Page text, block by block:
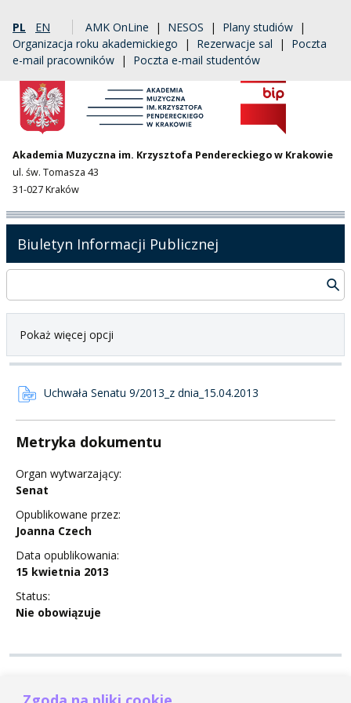
PL EN AMK OnLine | NESOS | Plany studiów |
Organizacja roku akademickiego | Rezerwacje sal | Poczta
e-mail pracowników | Poczta e-mail studentów
Akademia Muzyczna im. Krzysztofa Pendereckiego w Krakowie
ul. św. Tomasza 43
31-027 Kraków
Biuletyn Informacji Publicznej
Pokaż więcej opcji
Uchwała Senatu 9/2013_z dnia_15.04.2013
Metryka dokumentu
Organ wytwarzający:
Senat
Opublikowane przez:
Joanna Czech
Data opublikowania:
15 kwietnia 2013
Status:
Nie obowiązuje